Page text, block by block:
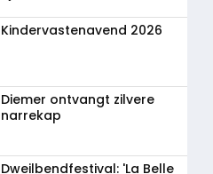
Kindervastenavend 2026
Diemer ontvangt zilvere
narrekap
Dweilbendfestival: 'La Belle